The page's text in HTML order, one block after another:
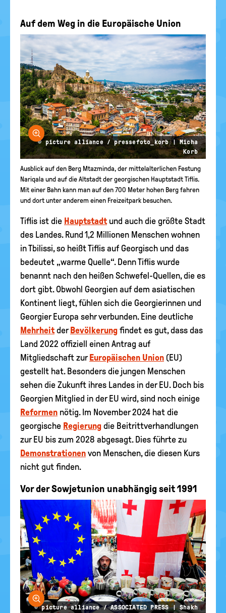
Auf dem Weg in die Europäische Union
Bild vergrößern
© picture alliance / pressefoto_korb | Micha
Korb
Ausblick auf den Berg Mtazminda, der mittelalterlichen Festung
Nariqala und auf die Altstadt der georgischen Hauptstadt Tiflis.
Mit einer Bahn kann man auf den 700 Meter hohen Berg fahren
und dort unter anderem einen Freizeitpark besuchen.
Tiflis ist die Hauptstadtund auch die größte Stadt
des Landes. Rund 1,2 Millionen Menschen wohnen
in Tbilissi, so heißt Tiflis auf Georgisch und das
bedeutet „warme Quelle“. Denn Tiflis wurde
benannt nach den heißen Schwefel-Quellen, die es
dort gibt. Obwohl Georgien auf dem asiatischen
Kontinent liegt, fühlen sich die Georgierinnen und
Georgier Europa sehr verbunden. Eine deutliche
Mehrheitder Bevölkerung findet es gut, dass das
Land 2022 offiziell einen Antrag auf
Mitgliedschaft zur Europäischen Union (EU)
gestellt hat. Besonders die jungen Menschen
sehen die Zukunft ihres Landes in der EU. Doch bis
Georgien Mitglied in der EU wird, sind noch einige
Reformen nötig. Im November 2024 hat die
georgische Regierung die Beitrittverhandlungen
zur EU bis zum 2028 abgesagt. Dies führte zu
Demonstrationen von Menschen, die diesen Kurs
nicht gut finden.
Vor der Sowjetunion unabhängig seit 1991
Bild vergrößern
© picture alliance / ASSOCIATED PRESS | Shakh